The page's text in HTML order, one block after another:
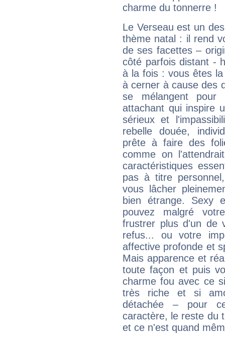
charme du tonnerre !
Le Verseau est un
thème natal : il rend
de ses facettes –
côté parfois distant -
à la fois : vous êtes
à cerner à cause des
se mélangent
attachant qui inspire
sérieux et
rebelle douée,
prête à faire des
comme on
caractéristiques
pas à titre
vous lâcher
bien étrange. Sexy
pouvez malgré
frustrer plus d'un de
refus... ou votre
affective profonde et
Mais apparence et
toute façon et puis
charme fou avec ce
très riche et si
détachée – pour
caractère, le reste du
et ce n'est quand